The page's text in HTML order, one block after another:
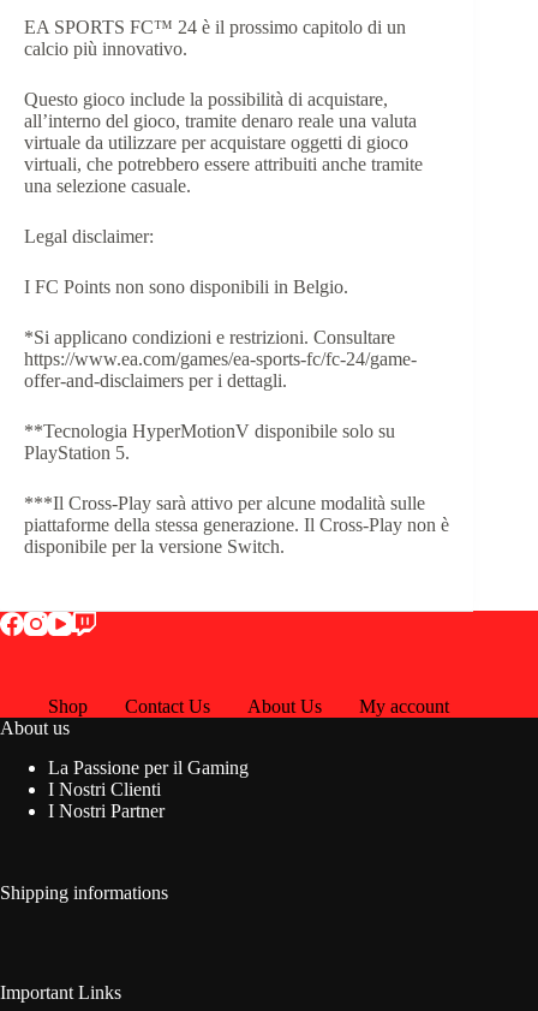
EA SPORTS FC™ 24 è il prossimo capitolo di un
calcio più innovativo.
Questo gioco include la possibilità di acquistare,
all’interno del gioco, tramite denaro reale una valuta
virtuale da utilizzare per acquistare oggetti di gioco
virtuali, che potrebbero essere attribuiti anche tramite
una selezione casuale.
Legal disclaimer:
I FC Points non sono disponibili in Belgio.
*Si applicano condizioni e restrizioni. Consultare
https://www.ea.com/games/ea-sports-fc/fc-24/game-
offer-and-disclaimers per i dettagli.
**Tecnologia HyperMotionV disponibile solo su
PlayStation 5.
***Il Cross-Play sarà attivo per alcune modalità sulle
piattaforme della stessa generazione. Il Cross-Play non è
disponibile per la versione Switch.
Shop Contact Us About Us
My account
About us
La Passione per il Gaming
I Nostri Clienti
I Nostri Partner
Shipping informations
Important Links